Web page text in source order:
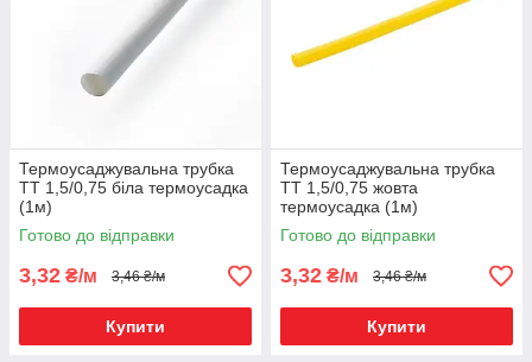
Термоусаджувальна трубка
ТТ 1,5/0,75 біла термоусадка
(1м)
Готово до відправки
3,32 ₴/м 3,46 ₴/м
Купити
Термоусаджувальна трубка
ТТ 1,5/0,75 жовта
термоусадка (1м)
Готово до відправки
3,32 ₴/м 3,46 ₴/м
Купити